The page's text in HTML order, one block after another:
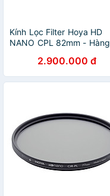
Kính Lọc Filter Hoya HD
NANO CPL 82mm - Hàng
2.900.000 đ